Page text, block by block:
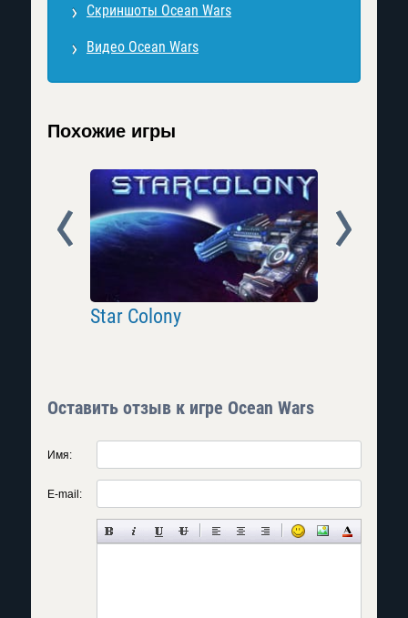
Скриншоты Ocean Wars
Видео Ocean Wars
Похожие игры
Star Colony
Prev
Оставить отзыв к игре Ocean Wars
Имя:
E-mail: